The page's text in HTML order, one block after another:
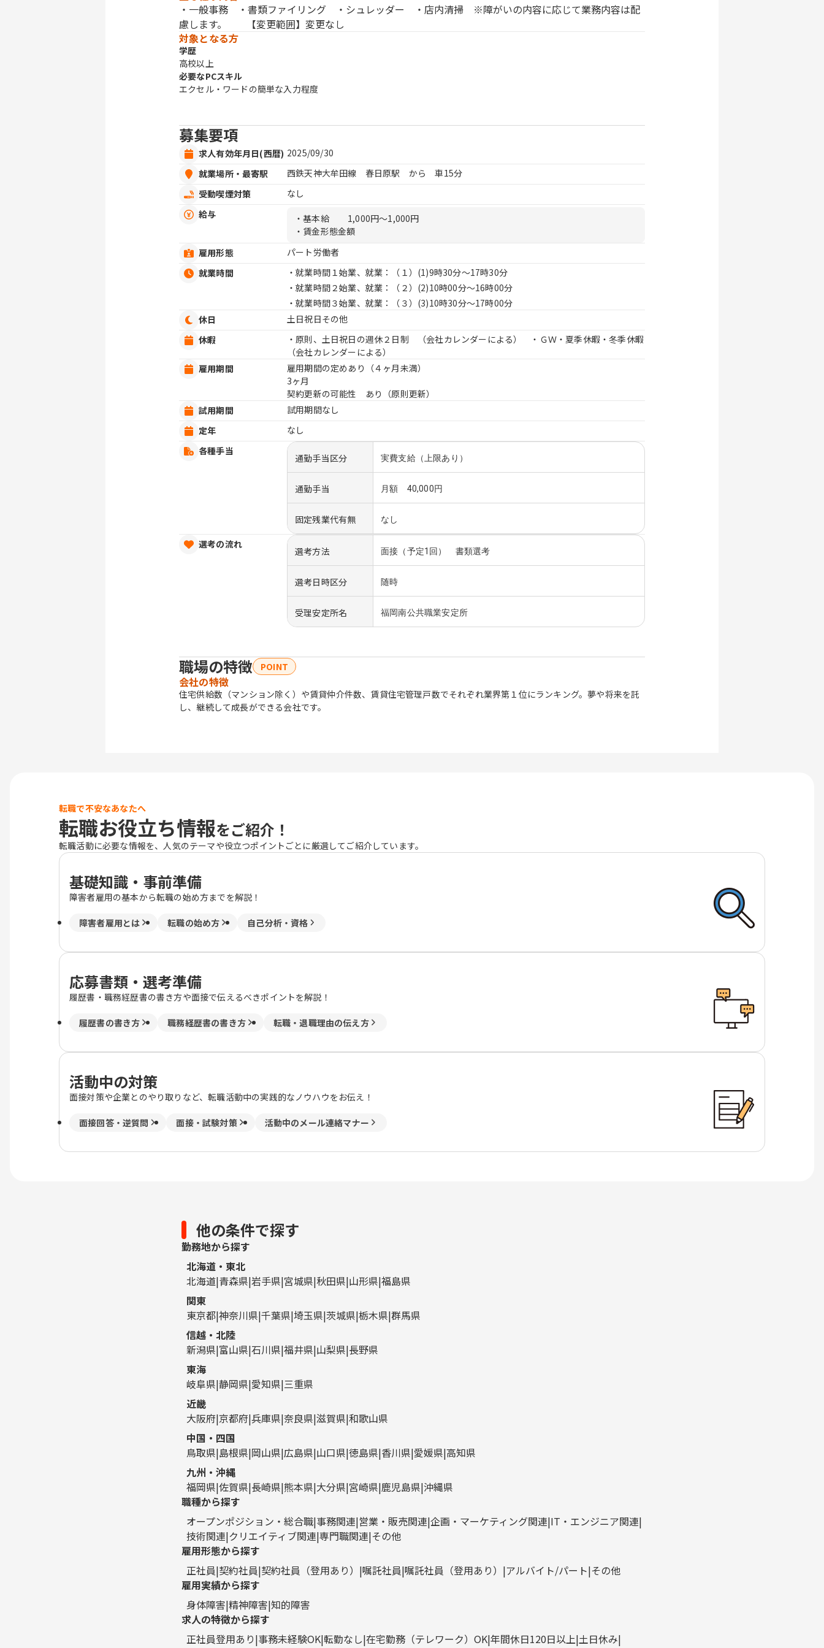
・一般事務 ・書類ファイリング ・シュレッダー ・店内清掃 ※障がいの内容に応じて業務内容は配
慮します。 【変更範囲】変更なし
対象となる方
学歴
高校以上
必要なPCスキル
エクセル・ワードの簡単な入力程度
募集要項
求人有効年月日(西暦) 2025/09/30
就業場所・最寄駅
西鉄天神大牟田線 春日原駅 から 車15分
受動喫煙対策
なし
給与
・基本給
1,000円〜1,000円
・賃金形態金額
雇用形態
パート労働者
就業時間
・就業時間１始業、就業：（１） (1)9時30分〜17時30分
・就業時間２始業、就業：（２） (2)10時00分〜16時00分
・就業時間３始業、就業：（３） (3)10時30分〜17時00分
休日
土日祝日その他
休暇
・原則、土日祝日の週休２日制 （会社カレンダーによる） ・ＧＷ・夏季休暇・冬季休暇
（会社カレンダーによる）
雇用期間
雇用期間の定めあり（４ヶ月未満）
3ヶ月
契約更新の可能性 あり（原則更新）
試用期間
試用期間なし
定年
なし
各種手当
通勤手当区分 実費支給（上限あり）
通勤手当 月額 40,000円
固定残業代有無 なし
選考の流れ
選考方法 面接（予定1回） 書類選考
選考日時区分 随時
受理安定所名 福岡南公共職業安定所
職場の特徴 POINT
会社の特徴
住宅供給数（マンション除く）や賃貸仲介件数、賃貸住宅管理戸数でそれぞれ業界第１位にランキング。夢や将来を託
し、継続して成長ができる会社です。
転職で不安なあなたへ
転職お役立ち情報をご紹介！
転職活動に必要な情報を、人気のテーマや役立つポイントごとに厳選してご紹介しています。
基礎知識・事前準備
障害者雇用の基本から転職の始め方までを解説！
障害者雇用とは 転職の始め方 自己分析・資格
応募書類・選考準備
履歴書・職務経歴書の書き方や面接で伝えるべきポイントを解説！
履歴書の書き方 職務経歴書の書き方 転職・退職理由の伝え方
活動中の対策
面接対策や企業とのやり取りなど、転職活動中の実践的なノウハウをお伝え！
面接回答・逆質問 面接・試験対策 活動中のメール連絡マナー
他の条件で探す
勤務地から探す
北海道・東北
北海道 青森県 岩手県 宮城県 秋田県 山形県 福島県
関東
東京都 神奈川県 千葉県 埼玉県 茨城県 栃木県 群馬県
信越・北陸
新潟県 富山県 石川県 福井県 山梨県 長野県
東海
岐阜県 静岡県 愛知県 三重県
近畿
大阪府 京都府 兵庫県 奈良県 滋賀県 和歌山県
中国・四国
鳥取県 島根県 岡山県 広島県 山口県 徳島県 香川県 愛媛県 高知県
九州・沖縄
福岡県 佐賀県 長崎県 熊本県 大分県 宮崎県 鹿児島県 沖縄県
職種から探す
オープンポジション・総合職 事務関連 営業・販売関連 企画・マーケティング関連 IT・エンジニア関連
技術関連 クリエイティブ関連 専門職関連 その他
雇用形態から探す
正社員 契約社員 契約社員（登用あり） 嘱託社員 嘱託社員（登用あり） アルバイト/パート その他
雇用実績から探す
身体障害 精神障害 知的障害
求人の特徴から探す
正社員登用あり 事務未経験OK 転勤なし 在宅勤務（テレワーク）OK 年間休日120日以上 土日休み